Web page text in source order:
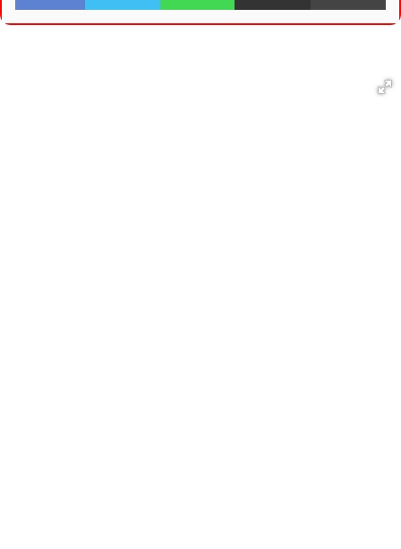
Facebook Twitter WhatsApp Share via Email Print